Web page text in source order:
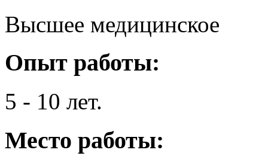
Высшее медицинское
Опыт работы:
5 - 10 лет.
Место работы: